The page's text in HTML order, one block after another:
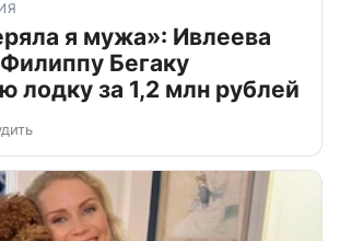
я мужа»: Ивлеева
Бегаку
лодку за 1,2 млн рублей